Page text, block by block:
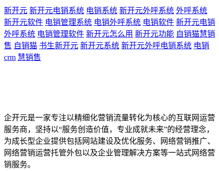
新开元 新开元电销系统 电销系统 新开元外呼系统 外呼系统
新开元软件 电销管理系统 电销外呼系统 电销软件 新开元电销
外呼系统 电销管理软件 新开元怎么用 新开元功能 自销猫慧销
售 自销猫 书生新开元 新开元系统 新开元外呼电销系统 电销
crm 慧销售
企开元是一家专注以精细化营销流量转化为核心的互联网运营
服务商，坚持以“服务创造价值，专业成就未来”的经营理念，
为成长型企业提供包括网站建设及优化服务、网络营销推广、
网络营销运营托管外包以及企业管理解决方案等一站式网络营
销服务。